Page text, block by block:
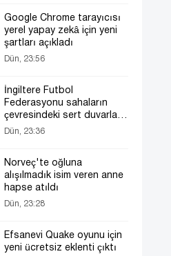
Google Chrome tarayıcısı
yerel yapay zekâ için yeni
şartları açıkladı
Dün, 23:56
İngiltere Futbol
Federasyonu sahaların
çevresindeki sert duvarları
yasakladı
Dün, 23:36
Norveç'te oğluna
alışılmadık isim veren anne
hapse atıldı
Dün, 23:28
Efsanevi Quake oyunu için
yeni ücretsiz eklenti çıktı